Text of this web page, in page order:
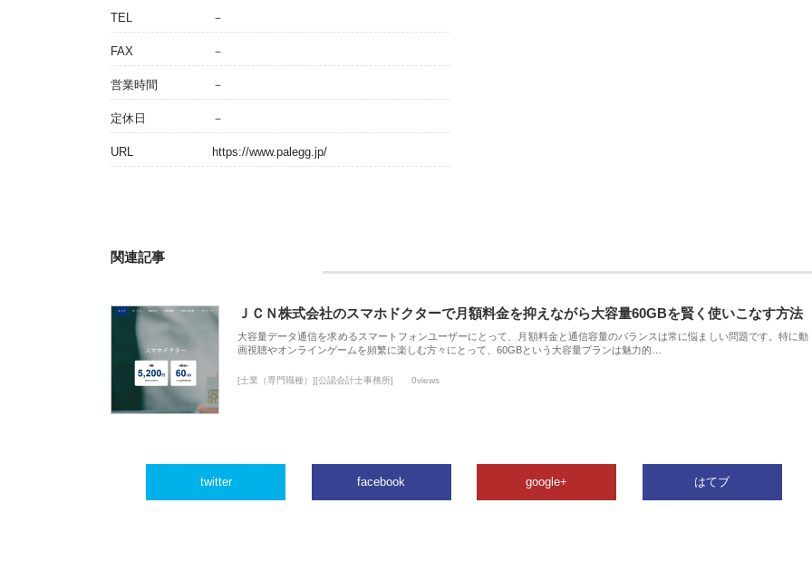
TEL －
FAX －
営業時間 －
定休日 －
URL https://www.palegg.jp/
関連記事
ＪＣＮ株式会社のスマホドクターで月額料金を抑えながら大容量60GBを賢く使いこなす方法
大容量データ通信を求めるスマートフォンユーザーにとって、月額料金と通信容量のバランスは常に悩ましい問題です。特に動
画視聴やオンラインゲームを頻繁に楽しむ方々にとって、60GBという大容量プランは魅力的…
[士業（専門職種）][公認会計士事務所] 0views
twitter facebook google+ はてブ